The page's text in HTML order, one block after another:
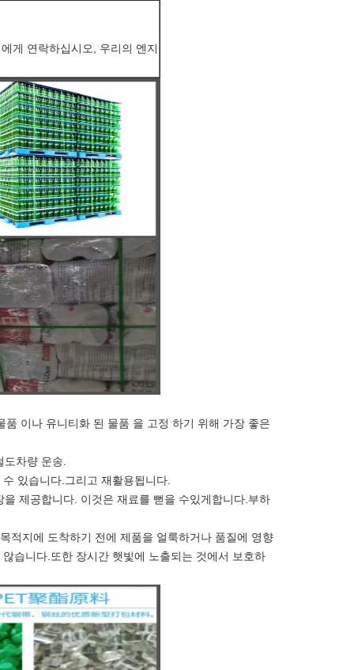
게 연락하십시오, 우리의 엔지
이나 유니티화 된 물품 을 고정 하기 위해 가장 좋은
도차량 운송.
있습니다.그리고 재활용됩니다.
제공합니다. 이것은 재료를 뻗을 수있게합니다.부하
적지에 도착하기 전에 제품을 얼룩하거나 품질에 영향
습니다.또한 장시간 햇빛에 노출되는 것에서 보호하